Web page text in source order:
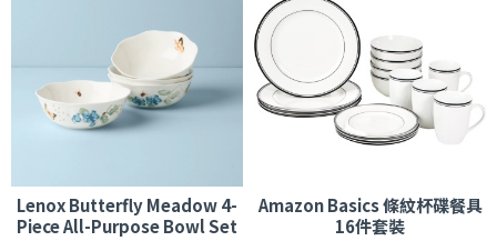
Lenox Butterfly Meadow 4-
Piece All-Purpose Bowl Set
Amazon Basics 條紋杯碟餐具
16件套裝